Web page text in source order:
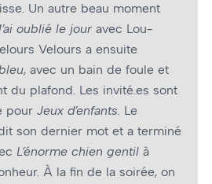
Un autre beau moment
oublié le jour avec Lou-
Velours a ensuite
, avec un bain de foule et
du plafond. Les invité.es sont
pour Jeux d’enfants. Le
son dernier mot et a terminé
L’énorme chien gentil à
À la fin de la soirée, on